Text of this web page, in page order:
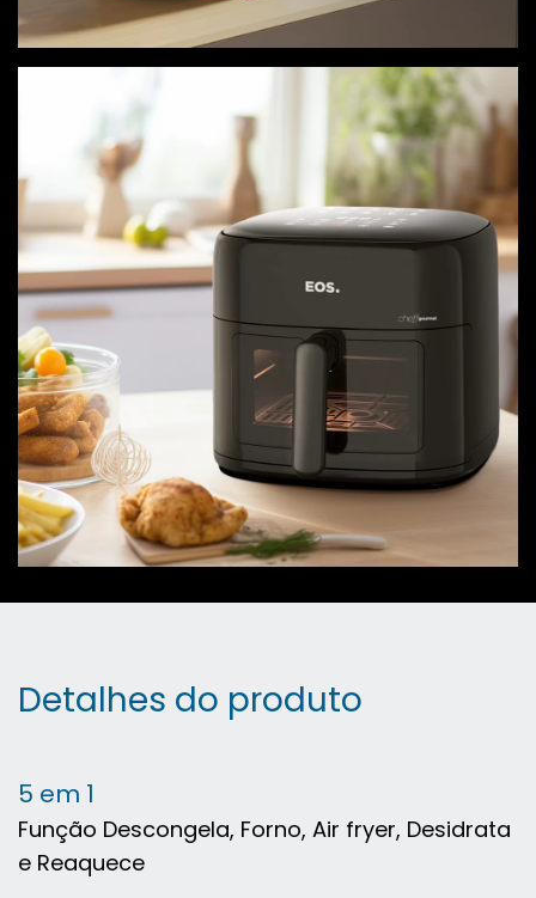
Detalhes do produto
5 em 1
Função Descongela, Forno, Air fryer, Desidrata
e Reaquece